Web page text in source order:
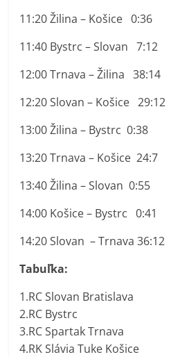
11:20 Žilina – Košice 0:36
11:40 Bystrc – Slovan 7:12
12:00 Trnava – Žilina 38:14
12:20 Slovan – Košice 29:12
13:00 Žilina – Bystrc 0:38
13:20 Trnava – Košice 24:7
13:40 Žilina – Slovan 0:55
14:00 Košice – Bystrc0:41
14:20 Slovan – Trnava 36:12
Tabuľka:
1.RC Slovan Bratislava
2.RC Bystrc
3.RC Spartak Trnava
4.RK Slávia Tuke Košice